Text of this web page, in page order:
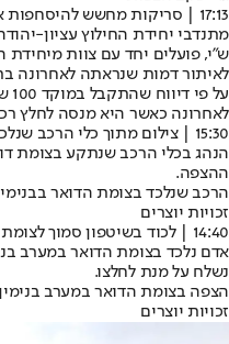
17:13 | סריקות מחשש להיסחפות אדם בנחל מיתר
מתנדבי יחידת החילוץ עציון-
ש"י, פועלים יחד עם צוות מיחידת
לאיתור דמות שנראתה לאחרונה
לאחרונה כאשר היא מנסה לחלץ
15:30 | צילום מתוך כלי הרכב שנלכד בבנימין
הנהג בכלי הרכב שנתקע בצומת
ההצפה.
זכויות יוצרים
14:40 | לכוד בשיטפון סמוך לצומת הדואר בבנימין
אדם נלכד בצומת הדואר במערב
נשלח על מנת לחלצו.
זכויות יוצרים